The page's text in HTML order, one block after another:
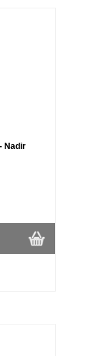
Nadir